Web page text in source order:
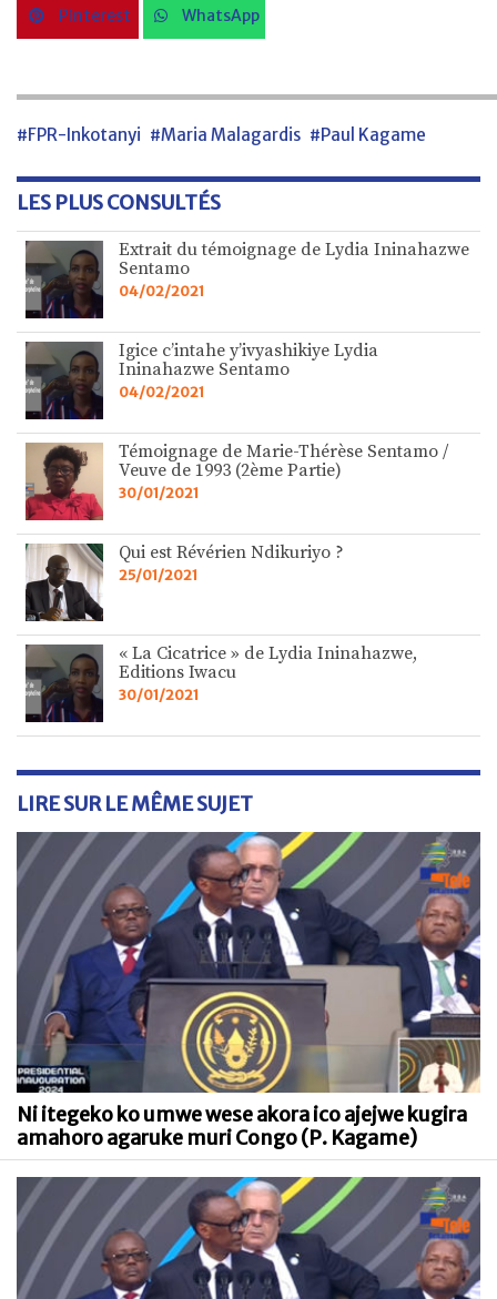
Pinterest WhatsApp
#FPR-Inkotanyi #Maria Malagardis #Paul Kagame
LES PLUS CONSULTÉS
Extrait du témoignage de Lydia Ininahazwe
Sentamo
04/02/2021
Igice c’intahe y’ivyashikiye Lydia
Ininahazwe Sentamo
04/02/2021
Témoignage de Marie-Thérèse Sentamo /
Veuve de 1993 (2ème Partie)
30/01/2021
Qui est Révérien Ndikuriyo ?
25/01/2021
« La Cicatrice » de Lydia Ininahazwe,
Editions Iwacu
30/01/2021
LIRE SUR LE MÊME SUJET
Ni itegeko ko umwe wese akora ico ajejwe kugira
amahoro agaruke muri Congo (P. Kagame)